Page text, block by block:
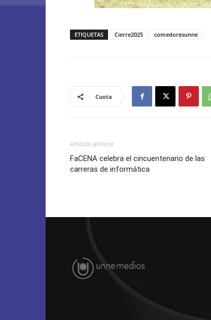
ETIQUETAS Cierre2025 comedoresunne
Cuota
Artículo anterior
FaCENA celebra el cincuentenario de las
carreras de informática